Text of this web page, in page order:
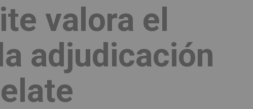
valora el
adjudicación